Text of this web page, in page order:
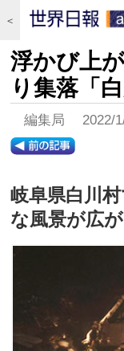
＜
浮かび上
り集落「白
編集局 2022/
岐阜県白川
な風景が広